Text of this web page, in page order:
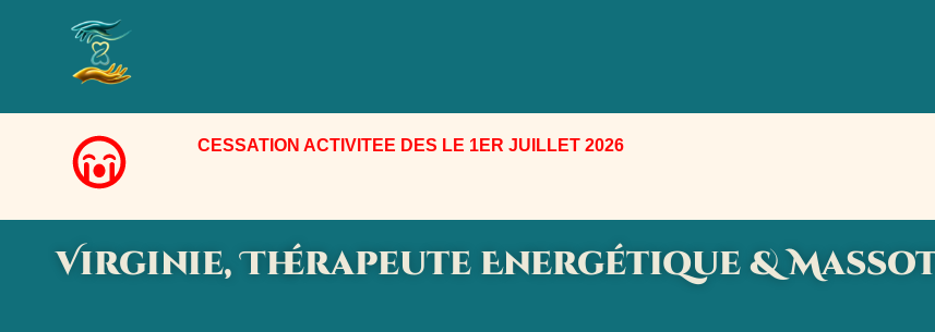
contenu
CESSATION ACTIVITEE DES LE 1ER JUILLET 2026
Virginie, Thérapeute Energétique &